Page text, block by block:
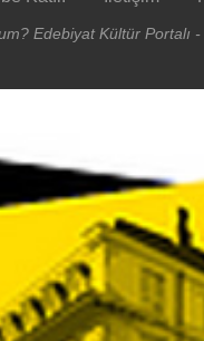
Edebiyat Kültür Portalı -